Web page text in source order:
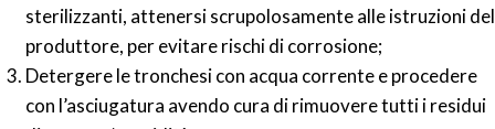
sterilizzanti, attenersi scrupolosamente alle istruzioni del
produttore, per evitare rischi di corrosione;
Detergere le tronchesi con acqua corrente e procedere
con l’asciugatura avendo cura di rimuovere tutti i residui